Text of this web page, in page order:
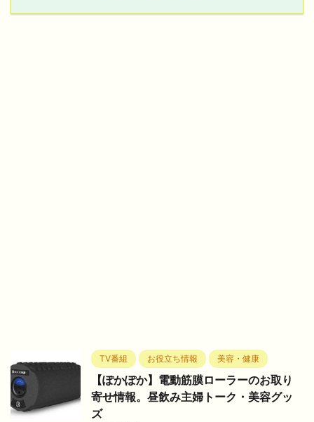
TV番組 お役立ち情報 美容・健康
【ぽかぽか】電動筋膜ローラーのお取り
寄せ情報。昼飲み主婦トーク・美容グッ
ズ